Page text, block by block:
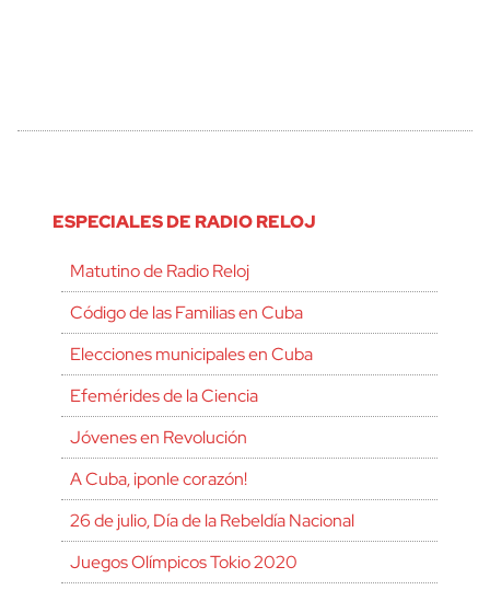
ESPECIALES DE RADIO RELOJ
Matutino de Radio Reloj
Código de las Familias en Cuba
Elecciones municipales en Cuba
Efemérides de la Ciencia
Jóvenes en Revolución
A Cuba, ¡ponle corazón!
26 de julio, Día de la Rebeldía Nacional
Juegos Olímpicos Tokio 2020